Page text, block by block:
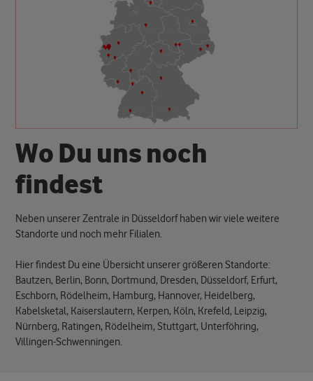
Wo Du uns noch
findest
Neben unserer Zentrale in Düsseldorf haben wir viele weitere
Standorte und noch mehr Filialen.
Hier findest Du eine Übersicht unserer größeren Standorte:
Bautzen, Berlin, Bonn, Dortmund, Dresden, Düsseldorf, Erfurt,
Eschborn, Rödelheim, Hamburg, Hannover, Heidelberg,
Kabelsketal, Kaiserslautern, Kerpen, Köln, Krefeld, Leipzig,
Nürnberg, Ratingen, Rödelheim, Stuttgart, Unterföhring,
Villingen-Schwenningen.